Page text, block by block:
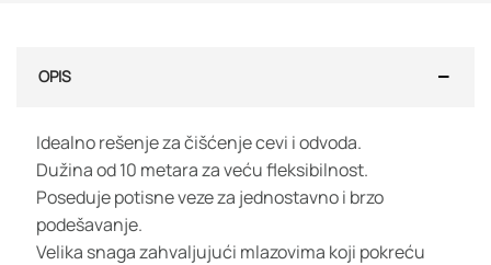
OPIS
Idealno rešenje za čišćenje cevi i odvoda.
Dužina od 10 metara za veću fleksibilnost.
Poseduje potisne veze za jednostavno i brzo
podešavanje.
Velika snaga zahvaljujući mlazovima koji pokreću